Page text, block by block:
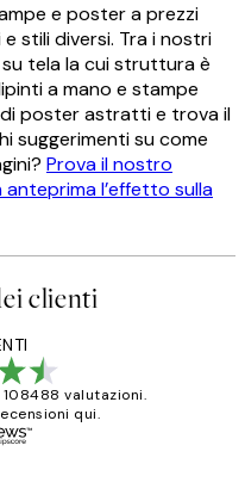
e poster a prezzi
stili diversi. Tra i nostri
tela la cui struttura è
a mano e stampe
poster astratti e trova il
suggerimenti su come
Prova il nostro
l’effetto sulla
clienti
108488 valutazioni.
qui.